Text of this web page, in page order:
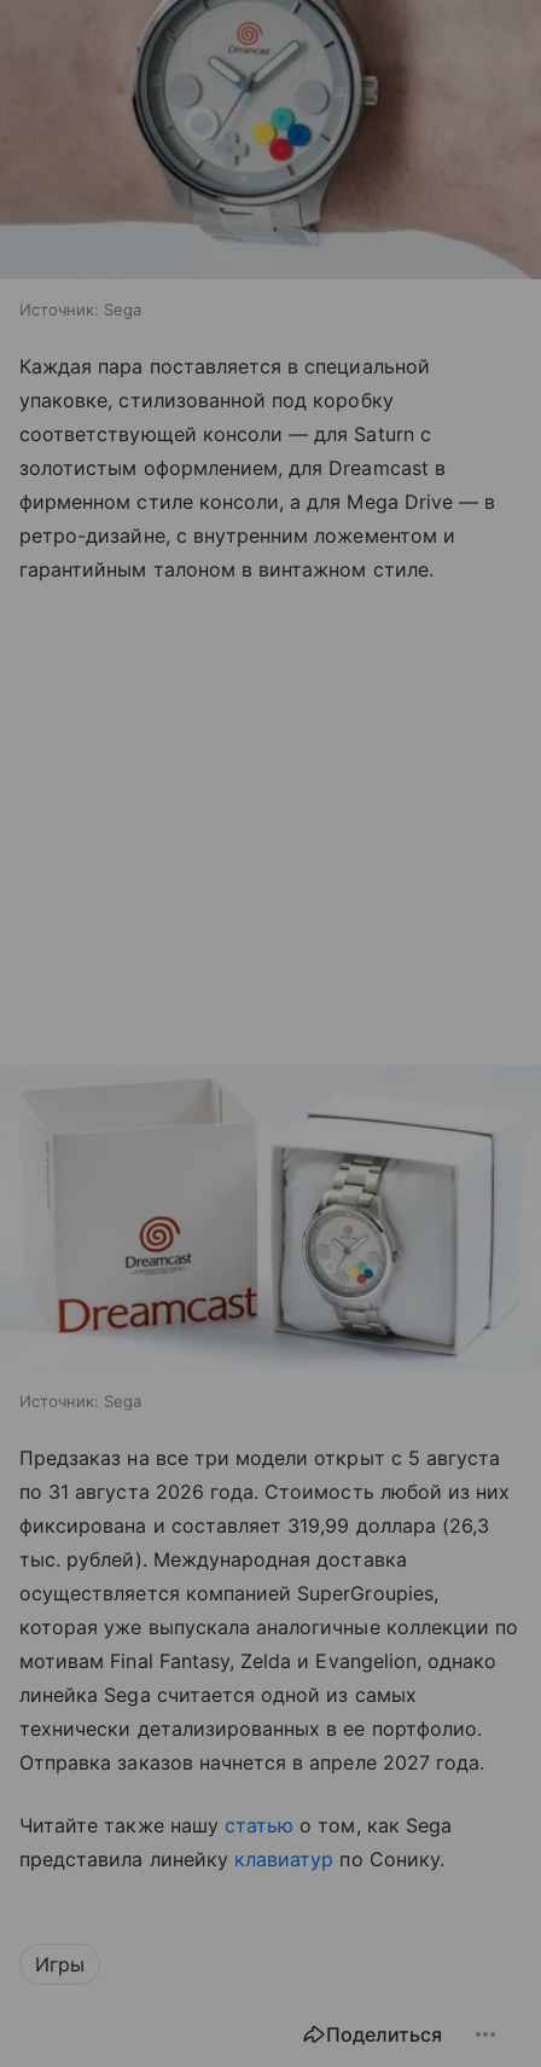
Источник: Sega
Каждая пара поставляется в специальной
упаковке, стилизованной под коробку
соответствующей консоли — для Saturn с
золотистым оформлением, для Dreamcast в
фирменном стиле консоли, а для Mega Drive — в
ретро-дизайне, с внутренним ложементом и
гарантийным талоном в винтажном стиле.
Источник: Sega
Предзаказ на все три модели открыт с 5 августа
по 31 августа 2026 года. Стоимость любой из них
фиксирована и составляет 319,99 доллара (26,3
тыс. рублей). Международная доставка
осуществляется компанией SuperGroupies,
которая уже выпускала аналогичные коллекции по
мотивам Final Fantasy, Zelda и Evangelion, однако
линейка Sega считается одной из самых
технически детализированных в ее портфолио.
Отправка заказов начнется в апреле 2027 года.
Читайте также нашу статью о том, как Sega
представила линейку клавиатур по Сонику.
Игры
Поделиться